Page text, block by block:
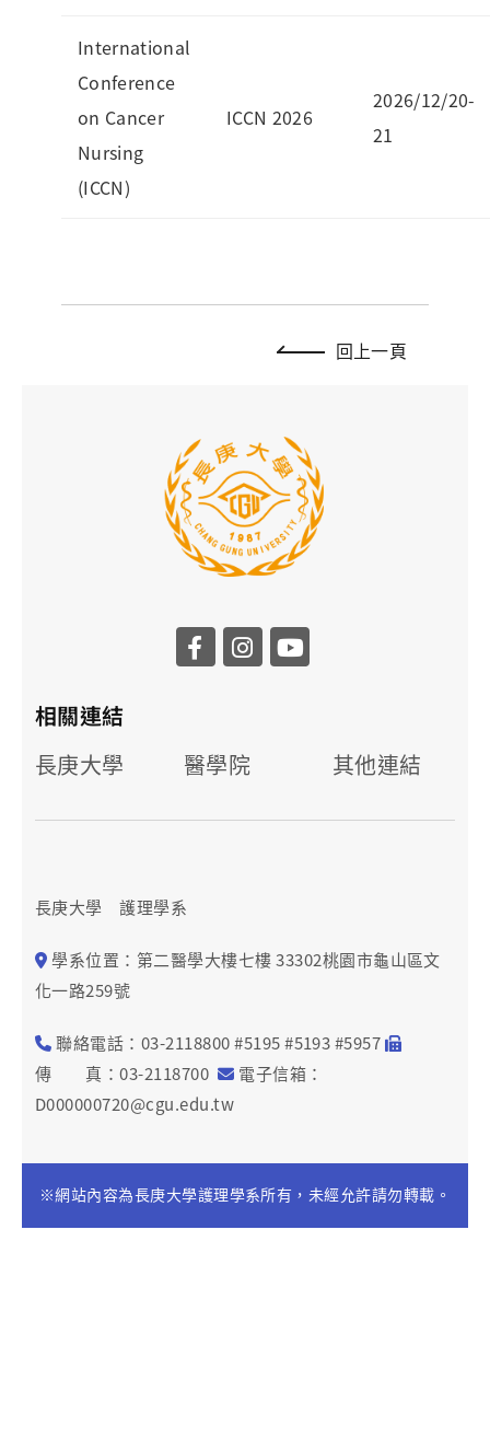
International
Conference
on Cancer
Nursing
(ICCN)
ICCN 2026
2026/12/20-
21
回上一頁
相關連結
長庚大學
醫學院 其他連結
長庚大學 護理學系
學系位置：第二醫學大樓七樓 33302桃園市龜山區文
化一路259號
聯絡電話：03-2118800 #5195 #5193 #5957
傳 真：03-2118700
電子信箱：
D000000720@cgu.edu.tw
※網站內容為長庚大學護理學系所有，未經允許請勿轉載。